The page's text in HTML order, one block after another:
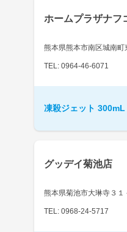
ホームプラザナフ
熊本県熊本市南区城南町
TEL: 0964-46-6071
凍殺ジェット
グッデイ菊池店
熊本県菊池市大琳寺３１
TEL: 0968-24-5717